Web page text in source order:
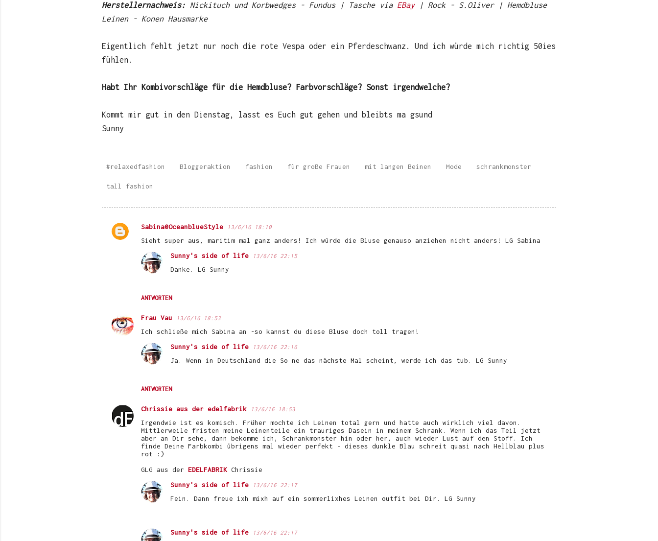
Herstellernachweis: Nickituch und Korbwedges - Fundus | Tasche viaEBay| Rock - S.Oliver | Hemdbluse
Leinen - Konen Hausmarke
Eigentlich fehlt jetzt nur noch die rote Vespa oder ein Pferdeschwanz. Und ich würde mich richtig 50ies
fühlen.
Habt Ihr Kombivorschläge für die Hemdbluse? Farbvorschläge? Sonst irgendwelche?
Kommt mir gut in den Dienstag, lasst es Euch gut gehen und bleibts ma gsund
Sunny
#relaxedfashion Bloggeraktion fashion für große Frauen mit langen Beinen Mode schrankmonster
tall fashion
K
a
Sabina@OceanblueStyle 13/6/16 18:10
Sieht super aus, maritim mal ganz anders! Ich würde die Bluse genauso anziehen nicht anders! LG Sabina
ANTWORTEN
Sunny's side of life 13/6/16 22:15
Danke. LG Sunny
Frau Vau 13/6/16 18:53
Ich schließe mich Sabina an -so kannst du diese Bluse doch toll tragen!
ANTWORTEN
Sunny's side of life 13/6/16 22:16
Ja. Wenn in Deutschland die So ne das nächste Mal scheint, werde ich das tub. LG Sunny
Chrissie aus der edelfabrik 13/6/16 18:53
Irgendwie ist es komisch. Früher mochte ich Leinen total gern und hatte auch wirklich viel davon.
Mittlerweile fristen meine Leinenteile ein trauriges Dasein in meinem Schrank. Wenn ich das Teil jetzt
aber an Dir sehe, dann bekomme ich, Schrankmonster hin oder her, auch wieder Lust auf den Stoff. Ich
finde Deine Farbkombi übrigens mal wieder perfekt - dieses dunkle Blau schreit quasi nach Hellblau plus
rot :)
GLG aus der EDELFABRIK Chrissie
Sunny's side of life
13/6/16 22:17
Fein. Dann freue ixh mixh auf ein sommerlixhes Leinen outfit bei Dir. LG Sunny
Sunny's side of life 13/6/16 22:17